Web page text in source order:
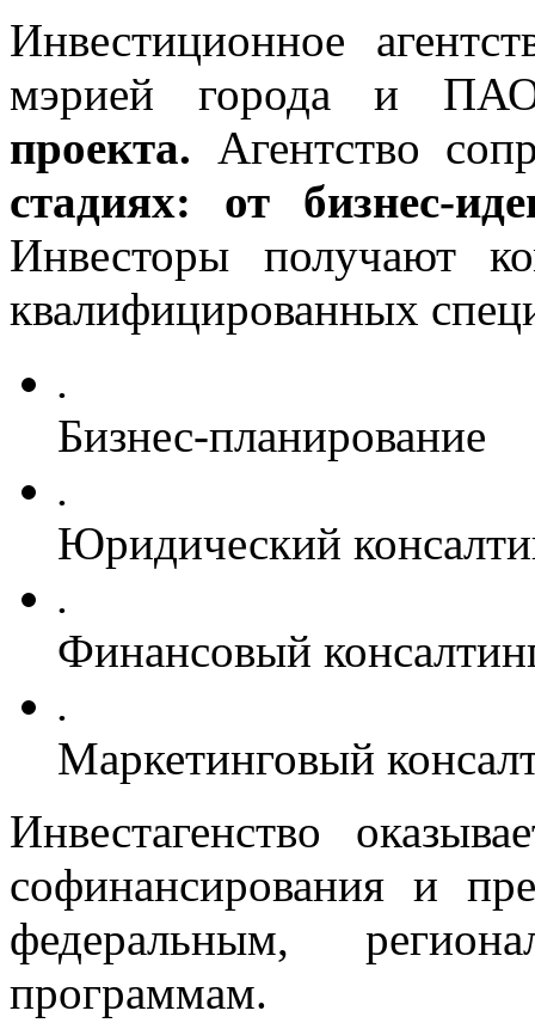
Инвестиционное
мэрией города и
проекта. Агентство
стадиях: от бизнес-
Инвесторы получают
квалифицированных
.
Бизнес-планирование
.
Юридический
.
Финансовый
.
Маркетинговый
Инвестагенство
софинансирования и
федеральным,
программам.